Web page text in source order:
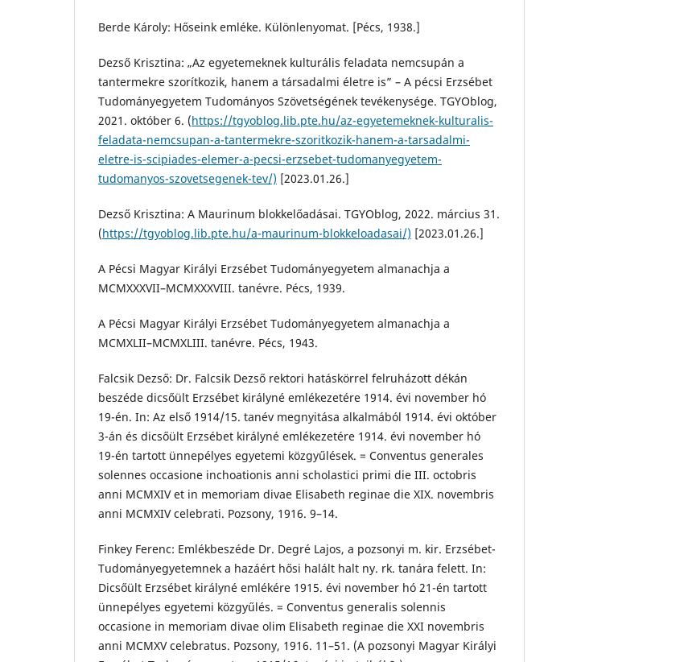
Berde Károly: Hőseink emléke. Különlenyomat. [Pécs, 1938.]
Dezső Krisztina: „Az egyetemeknek kulturális feladata nemcsupán a
tantermekre szorítkozik, hanem a társadalmi életre is” – A pécsi Erzsébet
Tudományegyetem Tudományos Szövetségének tevékenysége. TGYOblog,
2021. október 6. (https://tgyoblog.lib.pte.hu/az-egyetemeknek-kulturalis-
feladata-nemcsupan-a-tantermekre-szoritkozik-hanem-a-tarsadalmi-
eletre-is-scipiades-elemer-a-pecsi-erzsebet-tudomanyegyetem-
tudomanyos-szovetsegenek-tev/) [2023.01.26.]
Dezső Krisztina: A Maurinum blokkelőadásai. TGYOblog, 2022. március 31.
(https://tgyoblog.lib.pte.hu/a-maurinum-blokkeloadasai/) [2023.01.26.]
A Pécsi Magyar Királyi Erzsébet Tudományegyetem almanachja a
MCMXXXVII–MCMXXXVIII. tanévre. Pécs, 1939.
A Pécsi Magyar Királyi Erzsébet Tudományegyetem almanachja a
MCMXLII–MCMXLIII. tanévre. Pécs, 1943.
Falcsik Dezső: Dr. Falcsik Dezső rektori hatáskörrel felruházott dékán
beszéde dicsőült Erzsébet királyné emlékezetére 1914. évi november hó
19-én. In: Az első 1914/15. tanév megnyitása alkalmából 1914. évi október
3-án és dicsőült Erzsébet királyné emlékezetére 1914. évi november hó
19-én tartott ünnepélyes egyetemi közgyűlések. = Conventus generales
solennes occasione inchoationis anni scholastici primi die III. octobris
anni MCMXIV et in memoriam divae Elisabeth reginae die XIX. novembris
anni MCMXIV celebrati. Pozsony, 1916. 9–14.
Finkey Ferenc: Emlékbeszéde Dr. Degré Lajos, a pozsonyi m. kir. Erzsébet-
Tudományegyetemnek a hazáért hősi halált halt ny. rk. tanára felett. In:
Dicsőült Erzsébet királyné emlékére 1915. évi november hó 21-én tartott
ünnepélyes egyetemi közgyűlés. = Conventus generalis solennis
occasione in memoriam divae olim Elisabeth reginae die XXI novembris
anni MCMXV celebratus. Pozsony, 1916. 11–51. (A pozsonyi Magyar Királyi